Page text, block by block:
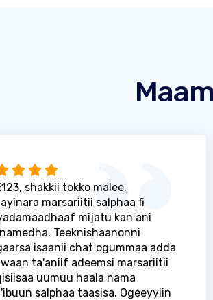
shakkii tokko malee,
marsariitii salphaa fi
mijatu kan ani
Teeknishaanonni
isaanii chat ogummaa adda
ta'aniif adeemsi marsariitii
uumuu haala nama
salphaa taasisa. Ogeeyyiin